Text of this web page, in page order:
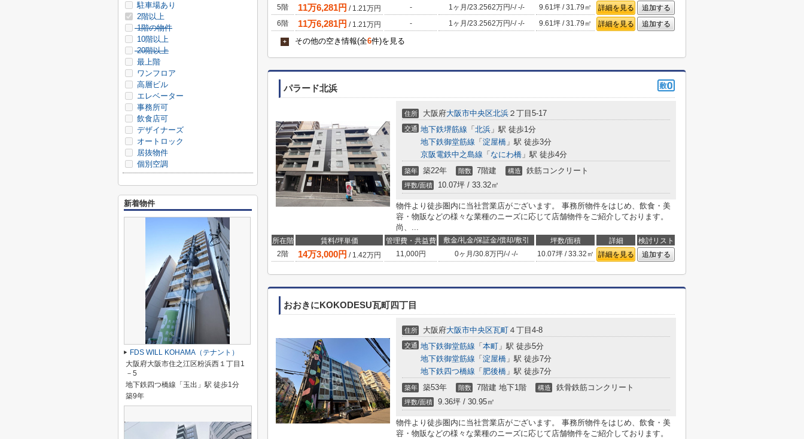
5階
11万6,281円 / 1.21万円 - 1ヶ月 /23.2562万円/-/-/- 9.61坪 / 31.79㎡ 詳細を見る
追加する
6階
11万6,281円 / 1.21万円 - 1ヶ月 /23.2562万円/-/-/- 9.61坪 / 31.79㎡ 詳細を見る 追加する
+ その他の空き情報(全6件)を見る
パラード北浜
住所 大阪府大阪市中央区北浜 ２丁目5-17
交通 地下鉄堺筋線 「 北浜 」駅 徒歩1分
地下鉄御堂筋線 「 淀屋橋 」駅 徒歩3分
京阪電鉄中之島線 「 なにわ橋 」駅 徒歩4分
築年 築22年 階数 7階建 構造 鉄筋コンクリート
坪数/面積 10.07坪 / 33.32㎡
物件より徒歩圏内に当社営業店がございます。 事務所物件をはじめ、飲食・美
容・物販などの様々な業種のニーズに応じて店舗物件をご紹介しております。
尚、...
所在階 賃料/坪単価 管理費・共益費 敷金/礼金/保証金/償却/敷引 坪数/面積 詳細
検討リスト
2階
14万3,000円 / 1.42万円 11,000円 0ヶ月 /30.8万円/-/-/- 10.07坪 / 33.32㎡ 詳細を見る 追加する
おおきにKOKODESU瓦町四丁目
住所 大阪府大阪市中央区瓦町 ４丁目4-8
交通 地下鉄御堂筋線 「 本町 」駅 徒歩5分
地下鉄御堂筋線 「 淀屋橋 」駅 徒歩7分
地下鉄四つ橋線 「 肥後橋 」駅 徒歩7分
築年 築53年 階数 7階建 地下1階 構造 鉄骨鉄筋コンクリート
坪数/面積 9.36坪 / 30.95㎡
物件より徒歩圏内に当社営業店がございます。 事務所物件をはじめ、飲食・美
容・物販などの様々な業種のニーズに応じて店舗物件をご紹介しております。
駐車場あり
2階以上
1階の物件
10階以上
20階以上
最上階
ワンフロア
高層ビル
エレベーター
事務所可
飲食店可
デザイナーズ
オートロック
居抜物件
個別空調
新着物件
FDS WILL KOHAMA（テナント）
大阪府大阪市住之江区粉浜西１丁目1
－5
地下鉄四つ橋線「玉出」駅 徒歩1分
築9年